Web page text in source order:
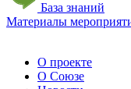
База знаний
Материалы
О проекте
О Союзе